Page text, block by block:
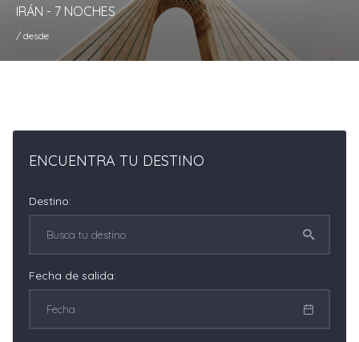
IRÁN - 7 NOCHES
/ desde
ENCUENTRA TU DESTINO
Destino:
Fecha de salida: